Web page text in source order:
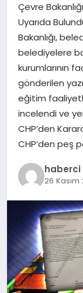
MAGAZIN
SPOR
YAŞAM
Çevre
Uyarıda
Bakanlığı,
belediyelere
kurumlarının
gönderilen
eğitim
incelendi ve
CHP’den
CHP’den peş
haberci
26 Kasım